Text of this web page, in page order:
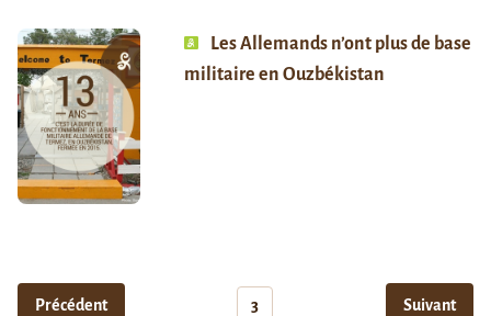
Les Allemands n’ont plus de base
militaire en Ouzbékistan
Précédent 3 Suivant